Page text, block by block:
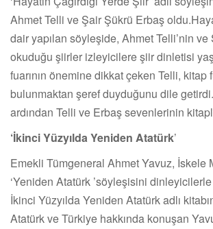
Ahmet Telli ve Şair Şükrü Erbaş
dair yapılan söyleşide, Ahmet Telli’nin ve
okuduğu şiirler izleyicilere şiir dinletisi
fuarının önemine dikkat çeken Telli, kitap
bulunmaktan şeref duyduğunu dile
ardından Telli ve Erbaş sevenlerinin
‘İkinci Yüzyılda Yeniden Atatürk’
Emekli Tümgeneral Ahmet Yavuz, İskele
‘Yeniden Atatürk ’söyleşisini
İkinci Yüzyılda Yeniden Atatürk adlı
Atatürk ve Türkiye hakkında konuşan